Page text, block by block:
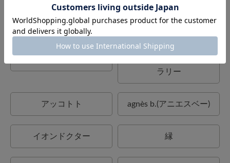
UCHINO art ウチノタオルギャラリー
ラリー
アッコトト agnès b.(アニエスベー)
イオンドクター 縁